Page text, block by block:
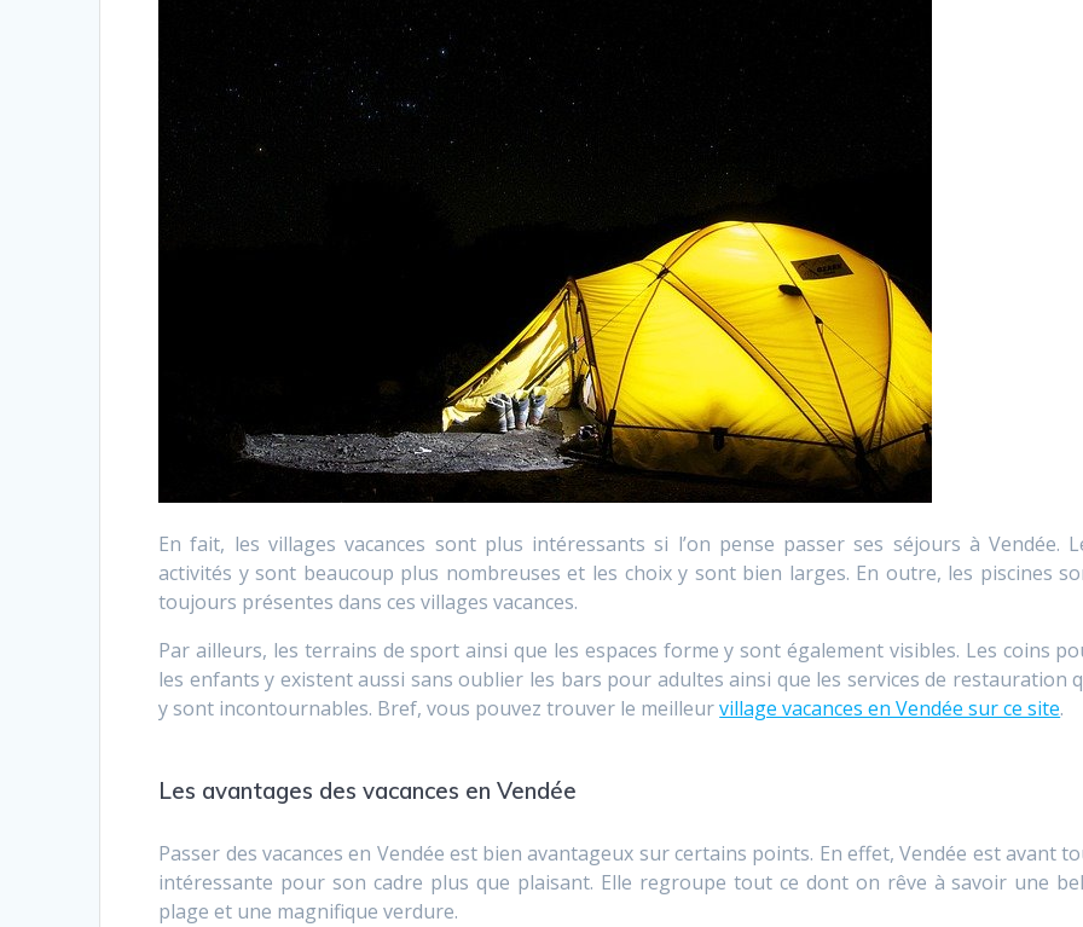
En fait, les villages vacances sont plus intéressants si l’on pense passer ses séjours à Vendée.
activités y sont beaucoup plus nombreuses et les choix y sont bien larges. En outre, les piscines
toujours présentes dans ces villages vacances.
Par ailleurs, les terrains de sport ainsi que les espaces forme y sont également visibles. Les coins
les enfants y existent aussi sans oublier les bars pour adultes ainsi que les services de restauration
y sont incontournables. Bref, vous pouvez trouver le meilleurvillage vacances en Vendée sur ce site.
Les avantages des vacances en Vendée
Passer des vacances en Vendée est bien avantageux sur certains points. En effet, Vendée est avant
intéressante pour son cadre plus que plaisant. Elle regroupe tout ce dont on rêve à savoir une
plage et une magnifique verdure.